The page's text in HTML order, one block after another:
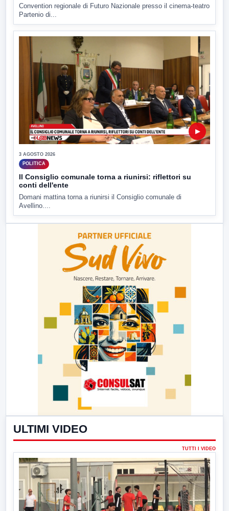
Convention regionale di Futuro Nazionale presso il cinema-teatro
Partenio di...
▶
3 AGOSTO 2026
POLITICA
Il Consiglio comunale torna a riunirsi: riflettori su
conti dell'ente
Domani mattina torna a riunirsi il Consiglio comunale di
Avellino....
ULTIMI VIDEO
TUTTI I VIDEO